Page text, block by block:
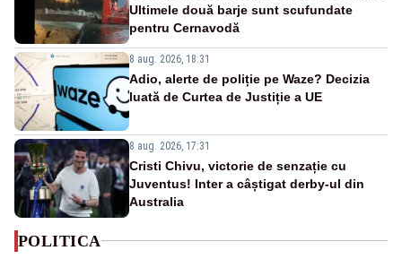
Ultimele două barje sunt scufundate
pentru Cernavodă
8 aug. 2026, 18:31
Adio, alerte de poliție pe Waze? Decizia
luată de Curtea de Justiție a UE
8 aug. 2026, 17:31
Cristi Chivu, victorie de senzație cu
Juventus! Inter a câștigat derby-ul din
Australia
POLITICA